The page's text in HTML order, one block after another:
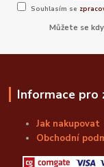
Souhlasím se
Můžete se
Informace pro
Jak nakupovat
Obchodní